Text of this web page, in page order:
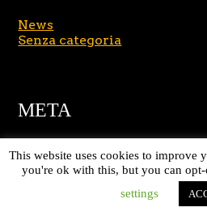
News
Senza categoria
META
Accedi
Feed dei contenuti
Feed dei commenti
This website uses cookies to improve
you're ok with this, but you can
settings